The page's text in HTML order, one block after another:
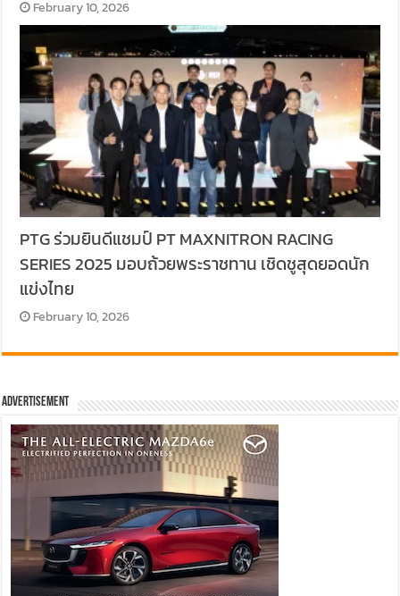
February 10, 2026
PTG ร่วมยินดีแชมป์ PT MAXNITRON RACING
SERIES 2025 มอบถ้วยพระราชทาน เชิดชูสุดยอดนัก
แข่งไทย
February 10, 2026
Advertisement